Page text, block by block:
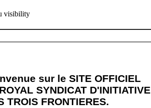
visibility
sur le SITE OFFICIEL
SYNDICAT D'INITIATIVE
TROIS FRONTIERES.